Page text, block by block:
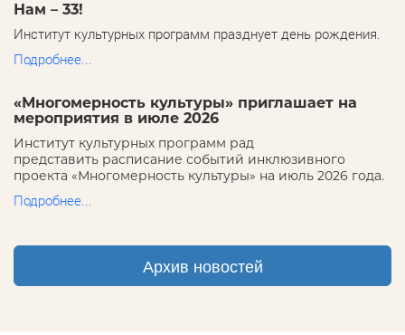
Нам – 33!
Институт культурных программ празднует день рождения.
Подробнее...
«Многомерность культуры» приглашает на
мероприятия в июле 2026
Институт культурных программ рад
представить расписание событий инклюзивного
проекта «Многомерность культуры» на июль 2026 года.
Подробнее...
Архив новостей